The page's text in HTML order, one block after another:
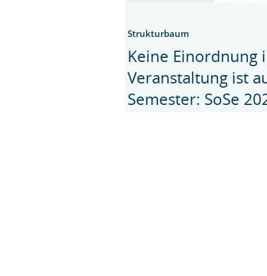
Strukturbaum
Keine Einordnung
Veranstaltung ist
Semester: SoSe